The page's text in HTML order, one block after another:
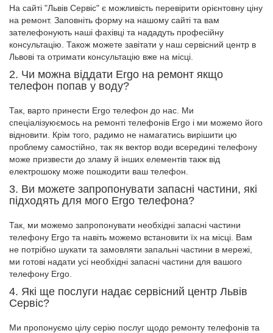
На сайті "Львів Сервіс" є можливість перевірити орієнтовну ціну
на ремонт. Заповніть форму на нашому сайті та вам
зателефонують наші фахівці та нададуть професійну
консультацію. Також можете завітати у наш сервісний центр в
Львові та отримати консультацію вже на місці.
2. Чи можна віддати Ergo на ремонт якщо
телефон попав у воду?
Так, варто принести Ergo телефон до нас. Ми
спеціалізуюємось на ремонті телефонів Ergo і ми можемо його
відновити. Крім того, радимо не намагатись вирішити цю
проблему самостійно, так як вектор води всередині телефону
може призвести до зламу й інших елементів такж від
електрошоку може пошкодити ваш телефон.
3. Ви можете запропонувати запасні частини, які
підходять для мого Ergo телефона?
Так, ми можемо запропонувати необхідні запасні частини
телефону Ergo та навіть можемо встановити їх на місці. Вам
не потрібно шукати та замовляти запальні частини в мережі,
ми готові надати усі необхідні запасні частини для вашого
телефону Ergo.
4. Які ще послуги надає сервісний центр Львів
Сервіс?
Ми пропонуємо цілу серію послуг щодо ремонту телефонів та